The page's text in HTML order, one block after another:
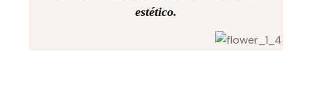
estético.